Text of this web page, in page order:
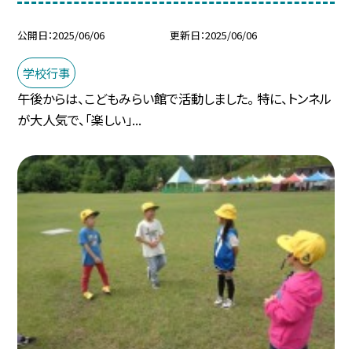
公開日 2025/06/06 更新日 2025/06/06
学校行事
午後からは、こどもみらい館で活動しました。 特に、トンネル
が大人気で、「楽しい」...